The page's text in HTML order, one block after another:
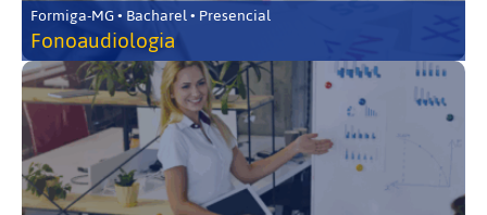
Formiga-MG • Bacharel • Presencial
Fonoaudiologia